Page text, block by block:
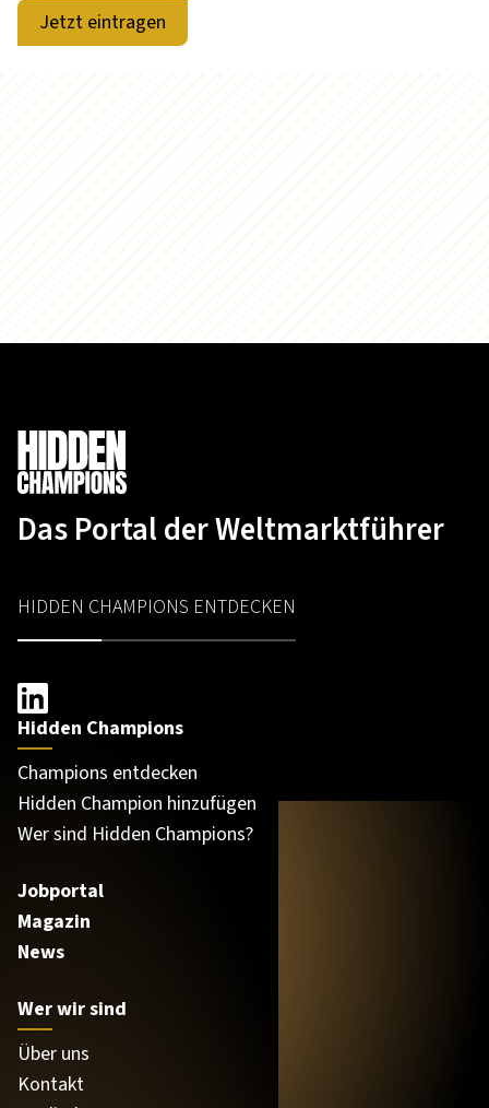
Jetzt eintragen
Das Portal der Weltmarktführer
HIDDEN CHAMPIONS ENTDECKEN
Hidden Champions
Champions entdecken
Hidden Champion hinzufügen
Wer sind Hidden Champions?
Jobportal
Magazin
News
Wer wir sind
Über uns
Kontakt